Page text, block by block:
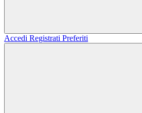
Accedi Registrati Preferiti